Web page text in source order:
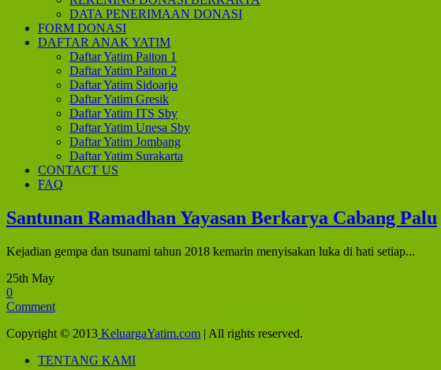
DATA PENERIMAAN DONASI
FORM DONASI
DAFTAR ANAK YATIM
Daftar Yatim Paiton 1
Daftar Yatim Paiton 2
Daftar Yatim Sidoarjo
Daftar Yatim Gresik
Daftar Yatim ITS Sby
Daftar Yatim Unesa Sby
Daftar Yatim Jombang
Daftar Yatim Surakarta
CONTACT US
FAQ
Santunan Ramadhan Yayasan Berkarya Cabang Palu
Kejadian gempa dan tsunami tahun 2018 kemarin menyisakan luka di hati setiap...
25th May
0
Comment
Copyright © 2013 KeluargaYatim.com | All rights reserved.
TENTANG KAMI